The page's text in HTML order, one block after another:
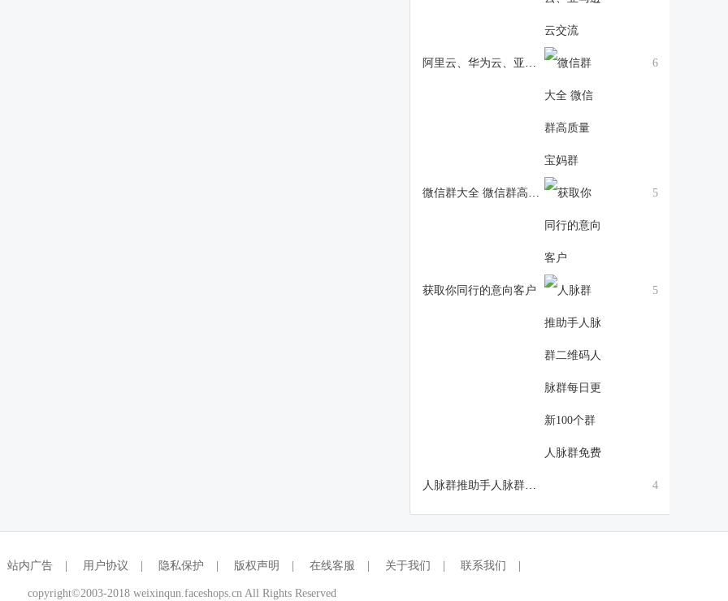
阿里云、华为云、亚马逊云交流 6
微信群大全 微信群高质量 宝妈群 5
获取你同行的意向客户 5
人脉群推助手人脉群二维码人脉群每日更新100个群人脉群免费 4
站内广告 用户协议 隐私保护 版权声明 在线客服 关于我们 联系我们
copyright©2003-2018 weixinqun.faceshops.cn All Rights Reserved